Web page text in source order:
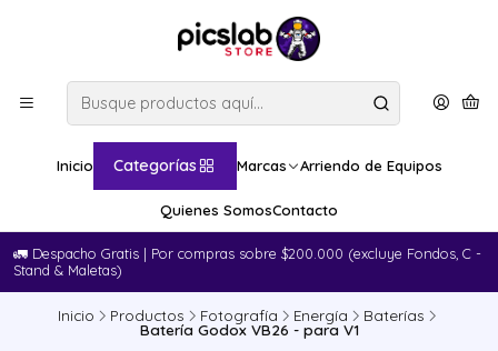
Inicio Categorías Marcas Arriendo de Equipos
Quienes SomosContacto
🚛​ Despacho Gratis | Por compras sobre $200.000 (excluye Fondos, C -
Stand & Maletas)
Inicio Productos Fotografía Energía Baterías
Batería Godox VB26 - para V1